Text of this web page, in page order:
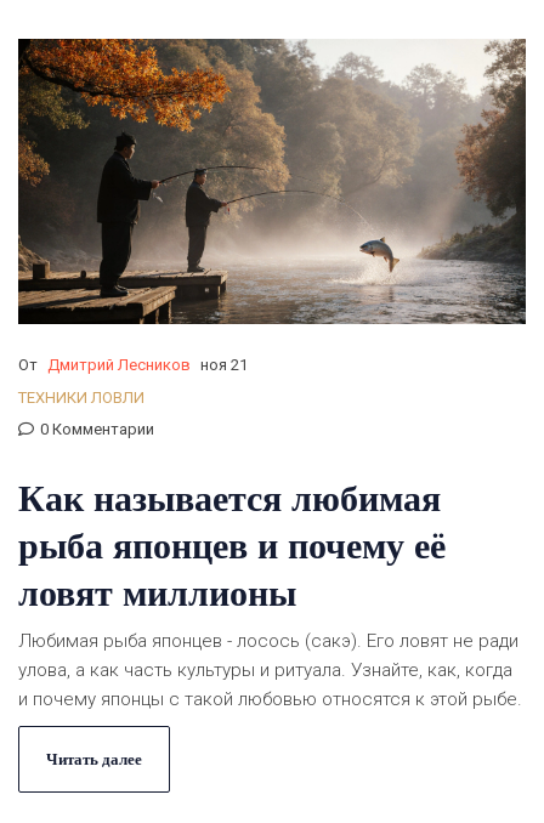
От Дмитрий Лесников ноя 21
ТЕХНИКИ ЛОВЛИ
0 Комментарии
Как называется любимая
рыба японцев и почему её
ловят миллионы
Любимая рыба японцев - лосось (сакэ). Его ловят не ради
улова, а как часть культуры и ритуала. Узнайте, как, когда
и почему японцы с такой любовью относятся к этой рыбе.
Читать далее